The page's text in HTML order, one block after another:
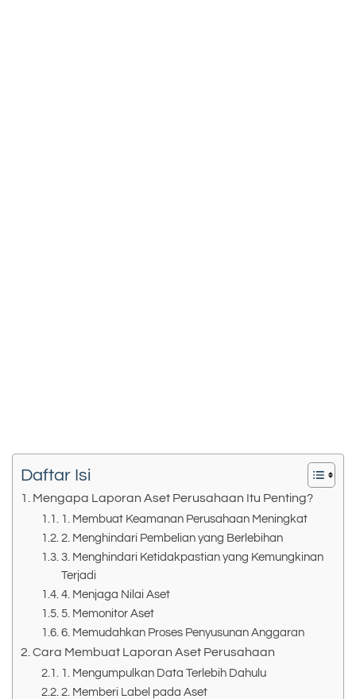
Daftar Isi
Mengapa Laporan Aset Perusahaan Itu Penting?
1. Membuat Keamanan Perusahaan Meningkat
2. Menghindari Pembelian yang Berlebihan
3. Menghindari Ketidakpastian yang Kemungkinan
Terjadi
4. Menjaga Nilai Aset
5. Memonitor Aset
6. Memudahkan Proses Penyusunan Anggaran
Cara Membuat Laporan Aset Perusahaan
1. Mengumpulkan Data Terlebih Dahulu
2. Memberi Label pada Aset